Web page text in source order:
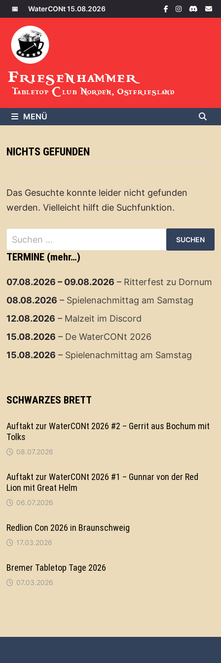
Zum
Inhalt
springen
📅 WaterCONt 15.08.2026
Friesenhammer
Tabletop Club Norden, Ostfriesland
MENÜ
NICHTS GEFUNDEN
Das Gesuchte konnte leider nicht gefunden
werden. Vielleicht hilft die Suchfunktion.
Suchen
nach:
TERMINE (mehr…)
07.08.2026 – 09.08.2026 – Ritterfest zu Dornum
08.08.2026 – Spielenachmittag am Samstag
12.08.2026 – Malzeit im Discord
15.08.2026 – De WaterCONt 2026
15.08.2026 – Spielenachmittag am Samstag
SCHWARZES BRETT
Auftakt zur WaterCONt 2026 #2 – Gerrit aus Bochum mit
Tolks
08.07.2026
Auftakt zur WaterCONt 2026 #1 – Gunnar von der Red
Lion mit Great Helm
06.07.2026
Redlion Con 2026 in Braunschweig
17.03.2026
Bremer Tabletop Tage 2026
07.03.2026